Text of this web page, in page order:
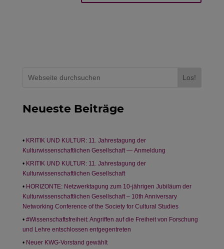
Los!
Neueste Beiträge
KRITIK UND KULTUR: 11. Jahrestagung der
Kulturwissenschaftlichen Gesellschaft — Anmeldung
KRITIK UND KULTUR: 11. Jahrestagung der
Kulturwissenschaftlichen Gesellschaft
HORIZONTE: Netzwerktagung zum 10-jährigen Jubiläum der
Kulturwissenschaftlichen Gesellschaft – 10th Anniversary
Networking Conference of the Society for Cultural Studies
#Wissenschaftsfreiheit: Angriffen auf die Freiheit von Forschung
und Lehre entschlossen entgegentreten
Neuer KWG-Vorstand gewählt